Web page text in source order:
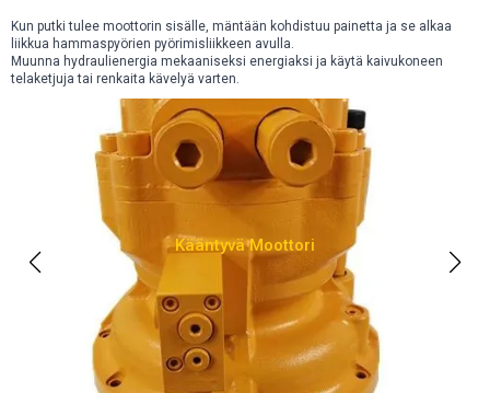
Kun putki tulee moottorin sisälle, mäntään kohdistuu painetta ja se alkaa
liikkua hammaspyörien pyörimisliikkeen avulla.
Muunna hydraulienergia mekaaniseksi energiaksi ja käytä kaivukoneen
telaketjuja tai renkaita kävelyä varten.
Kääntyvä Moottori